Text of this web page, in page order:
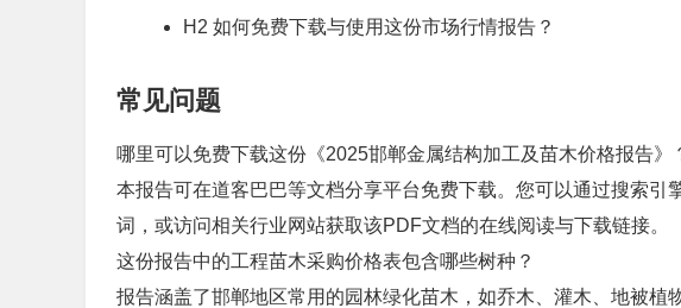
H2 如何免费下载与使用这份市场行情报告？
常见问题
哪里可以免费下载这份《2025邯郸金属结构加工及苗木价格报告》
本报告可在道客巴巴等文档分享平台免费下载。您可以通过搜索引
词，或访问相关行业网站获取该PDF文档的在线阅读与下载链接。
这份报告中的工程苗木采购价格表包含哪些树种？
报告涵盖了邯郸地区常用的园林绿化苗木，如乔木、灌木、地被植